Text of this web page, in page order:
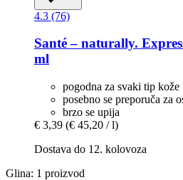
4.3 (76)
Santé – naturally.
ml
pogodna za svaki tip kože
posebno se preporuča za
brzo se upija
€ 3,39 (€ 45,20 / l)
Dostava do 12. kolovoza
Glina: 1 proizvod